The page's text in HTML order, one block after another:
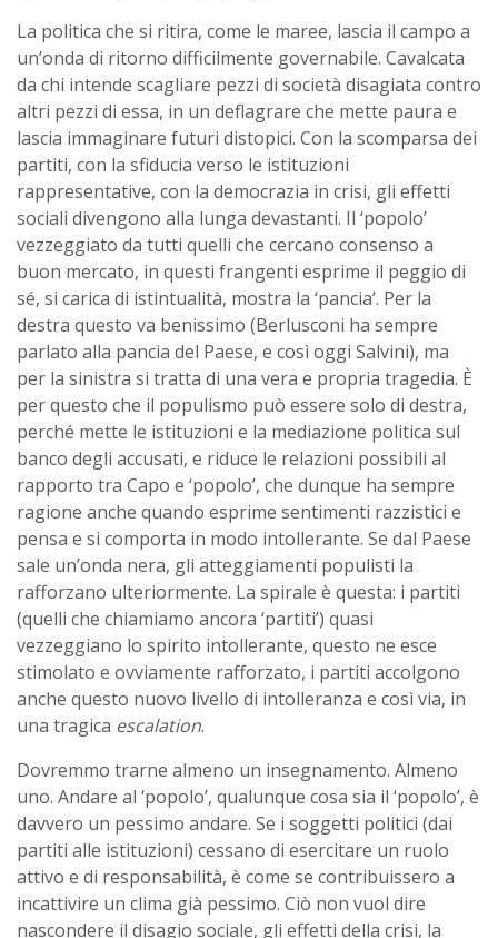
La politica che si ritira, come le maree, lascia il campo a
un’onda di ritorno difficilmente governabile. Cavalcata
da chi intende scagliare pezzi di società disagiata contro
altri pezzi di essa, in un deflagrare che mette paura e
lascia immaginare futuri distopici. Con la scomparsa dei
partiti, con la sfiducia verso le istituzioni
rappresentative, con la democrazia in crisi, gli effetti
sociali divengono alla lunga devastanti. Il ‘popolo’
vezzeggiato da tutti quelli che cercano consenso a
buon mercato, in questi frangenti esprime il peggio di
sé, si carica di istintualità, mostra la ‘pancia’. Per la
destra questo va benissimo (Berlusconi ha sempre
parlato alla pancia del Paese, e così oggi Salvini), ma
per la sinistra si tratta di una vera e propria tragedia. È
per questo che il populismo può essere solo di destra,
perché mette le istituzioni e la mediazione politica sul
banco degli accusati, e riduce le relazioni possibili al
rapporto tra Capo e ‘popolo’, che dunque ha sempre
ragione anche quando esprime sentimenti razzistici e
pensa e si comporta in modo intollerante. Se dal Paese
sale un’onda nera, gli atteggiamenti populisti la
rafforzano ulteriormente. La spirale è questa: i partiti
(quelli che chiamiamo ancora ‘partiti’) quasi
vezzeggiano lo spirito intollerante, questo ne esce
stimolato e ovviamente rafforzato, i partiti accolgono
anche questo nuovo livello di intolleranza e così via, in
una tragica escalation.
Dovremmo trarne almeno un insegnamento. Almeno
uno. Andare al ‘popolo’, qualunque cosa sia il ‘popolo’, è
davvero un pessimo andare. Se i soggetti politici (dai
partiti alle istituzioni) cessano di esercitare un ruolo
attivo e di responsabilità, è come se contribuissero a
incattivire un clima già pessimo. Ciò non vuol dire
nascondere il disagio sociale, gli effetti della crisi, la